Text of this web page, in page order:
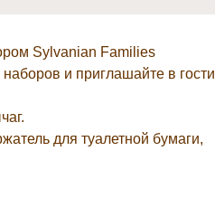
Sylvanian Families
и приглашайте в гости
для туалетной бумаги,